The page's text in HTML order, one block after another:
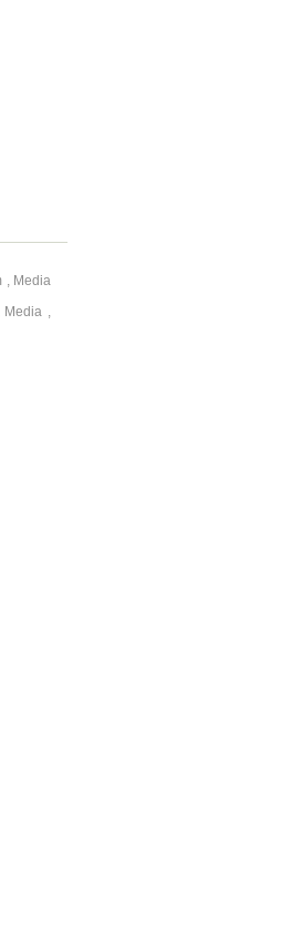
, Media
Media ,